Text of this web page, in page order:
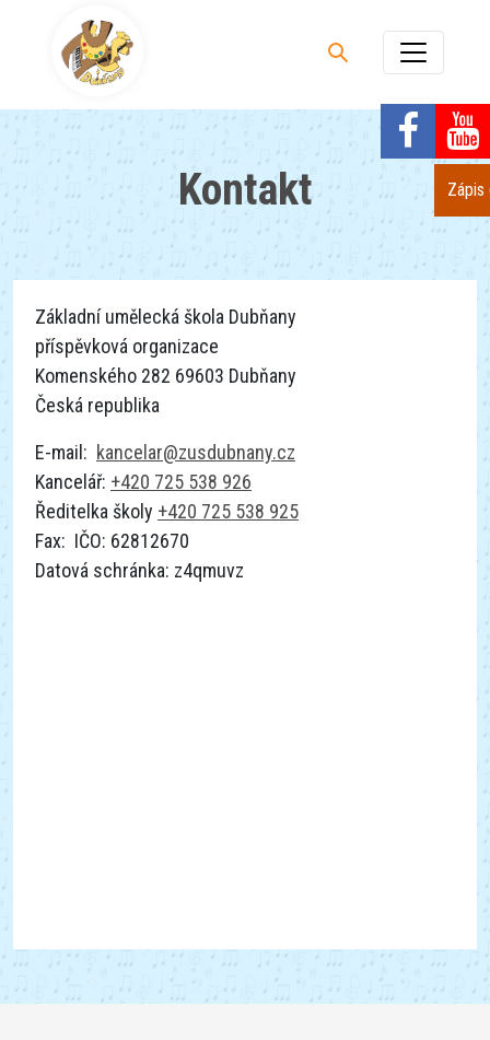
Zápis
Kontakt
Základní umělecká škola Dubňany
příspěvková organizace
Komenského 282 69603 Dubňany
Česká republika
E-mail: kancelar@zusdubnany.cz
Kancelář: +420 725 538 926
Ředitelka školy +420 725 538 925
Fax: IČO: 62812670
Datová schránka: z4qmuvz